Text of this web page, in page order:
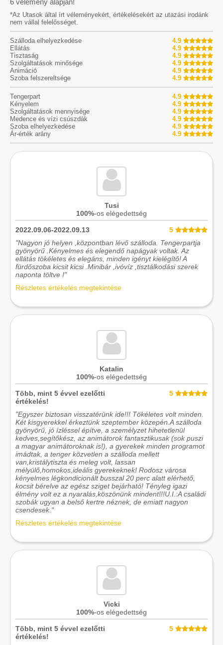
6 vélemény alapján!
*Az Utasok által írt véleményekért, értékelésekért az utazási irodánk
nem vállal felelősséget.
Szálloda elhelyezkedése
4.9
Ellátás
4.9
Tisztaság
4.9
Szolgáltatások minősége
4.9
Animáció
4.9
Szoba felszereltsége
4.9
Tengerpart
4.9
Kényelem
4.9
Szolgáltatások mennyisége
4.9
Medence és vízi csúszdák
4.9
Szoba elhelyezkedése
4.9
Ár-érték arány
4.9
Tusi
100%-os elégedettség
2022.09.06-2022.09.13
5
"Nagyon jó helyen ,központban lévő szálloda. Tengerpartja
gyönyörű .Kényelmes és elegendő napágyak voltak. Az
ellátás tökéletes és elegáns, minden igényt kielégítő! A
fürdőszoba kicsit kicsi .Minibár ,ivóvíz ,tisztálkodási szerek
naponta töltve !"
Részletes értékelés megtekintése
Katalin
100%-os elégedettség
Több, mint 5 évvel ezelőtti
értékelés!
5
"Egyszer biztosan visszatérünk ide!!! Tökéletes volt minden.
Két kisgyerekkel érkeztünk szeptember közepén.A szálloda
gyönyörű, jó ízléssel építve, a személyzet hihetetlenül
kedves,segítőkész, az animátorok fantasztikusak (sok puszi
a magyar animátoroknak is!), a gyerekek minden programot
imádtak, a tenger közvetlen a szálloda mellett
van,kristálytiszta és meleg volt, lassan
mélyülő,homokos,ideális gyerekeknek! Rodosz városa
kényelmes légkondicionált busszal 20 perc alatt elérhető,
kocsit bérelve az egész sziget bejárható! Tényleg igazi
élmény volt ez a nyaralás,köszönünk mindent!!!U.I.:A családi
szobák ugyan a belső kertre néznek, de emiatt nagyon
csendesek."
Részletes értékelés megtekintése
Vicki
100%-os elégedettség
Több, mint 5 évvel ezelőtti
értékelés!
5